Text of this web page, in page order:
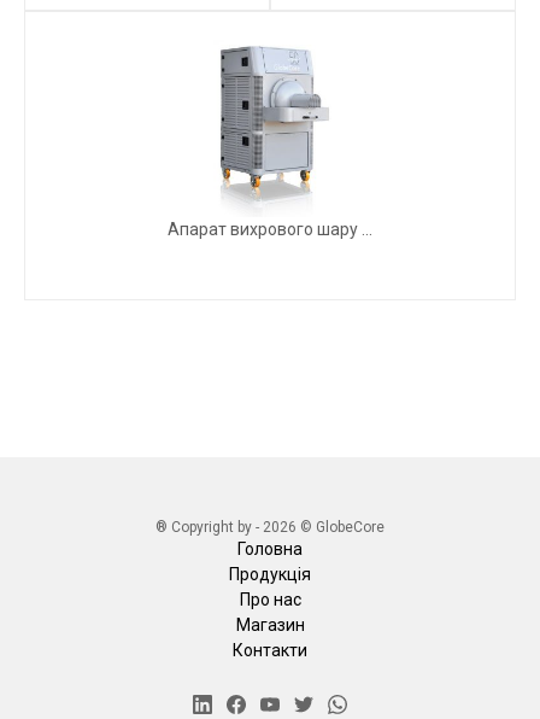
Апарат вихрового шару ...
Головна
Продукція
Про нас
Магазин
Контакти
® Copyright by - 2026 © GlobeCore